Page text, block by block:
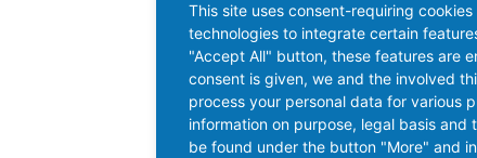
This site uses consent-requiring
technologies to integrate certain
"Accept All" button, these features are
consent is given, we and the involved
process your personal data for various
information on purpose, legal basis
be found under the button "More" and